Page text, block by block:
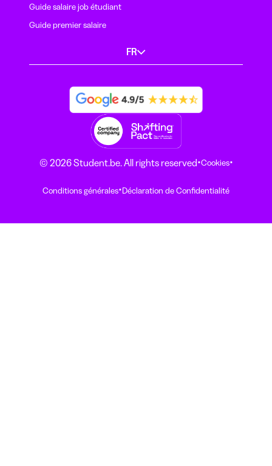
Guide salaire job étudiant
Guide premier salaire
FR
© 2026 Student.be. All rights reserved·Cookies·
Conditions générales·Déclaration de Confidentialité